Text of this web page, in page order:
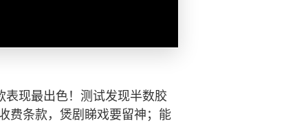
现最出色！测试发现半数胶
费条款，煲剧睇戏要留神；能